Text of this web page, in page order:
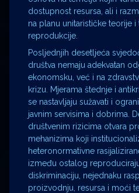
dostupnost resursa, ali i
na planu unitarističke teorije
reprodukcije.
Posljednjih desetljeća
društva nemaju adekvatan
ekonomsku, već i na
krizu. Mjerama štednje i
se nastavljaju sužavati i
javnim servisima i dobrima.
društvenim rizicima otvara
mehanizima koji
heteronormativne
između ostalog
diskriminaciju, nejednaku
proizvodnju, resursa i moći